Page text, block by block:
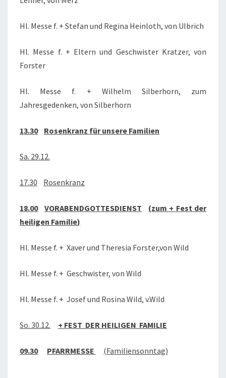
Hl. Messe f. + Stefan und Regina Heinloth, von Ulbrich
Hl. Messe f. + Eltern und Geschwister Kratzer, von
Forster
Hl. Messe f. + Wilhelm Silberhorn, zum
Jahresgedenken, von Silberhorn
13.30 Rosenkranz für unsere Familien
Sa. 29.12.
17.30 Rosenkranz
18.00 VORABENDGOTTESDIENST (zum + Fest der
heiligen Familie)
Hl. Messe f. + Xaver und Theresia Forster,von Wild
Hl. Messe f. + Geschwister, von Wild
Hl. Messe f. + Josef und Rosina Wild, v.Wild
So. 30.12. + FEST DER HEILIGEN FAMILIE
09.30 PFARRMESSE (Familiensonntag)